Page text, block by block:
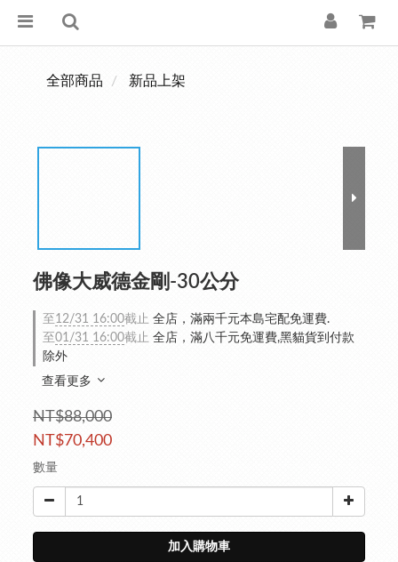
全部商品 新品上架
佛像大威德金剛-30公分
至 12/31 16:00截止 全店，滿兩千元本島宅配免運費.
至01/31 16:00截止 全店，滿八千元免運費,黑貓貨到付款
除外
查看更多
NT$88,000
NT$70,400
數量
加入購物車